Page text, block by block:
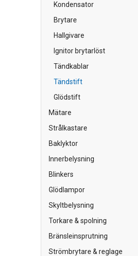
Kondensator
Brytare
Hallgivare
Ignitor brytarlöst
Tändkablar
Tändstift
Glödstift
Mätare
Strålkastare
Baklyktor
Innerbelysning
Blinkers
Glödlampor
Skyltbelysning
Torkare & spolning
Bränsleinsprutning
Strömbrytare & reglage